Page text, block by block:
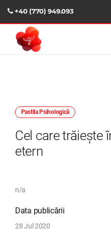
+40 (770) 949.093
Pastila Psihologică
Cel care trăiește
etern
n/a
Data publicării
28 Jul 2020